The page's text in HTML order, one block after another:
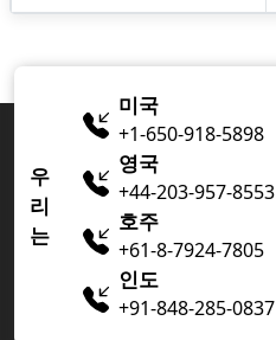
우
리
는
미국
+1-650-918-5898
영국
+44-203-957-8553
호주
+61-8-7924-7805
인도
+91-848-285-0837